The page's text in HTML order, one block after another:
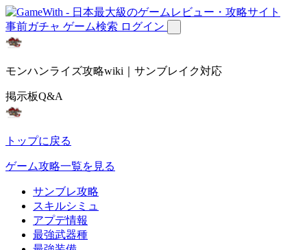
事前ガチャ ゲーム検索 ログイン
モンハンライズ攻略wiki｜サンブレイク対応
掲示板Q&A
トップに戻る
ゲーム攻略一覧を見る
サンブレ攻略
スキルシミュ
アプデ情報
最強武器種